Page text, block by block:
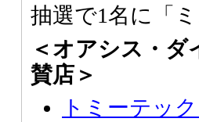
抽選で1名に「
＜オアシス・ダ
賛店＞
トミーテッ